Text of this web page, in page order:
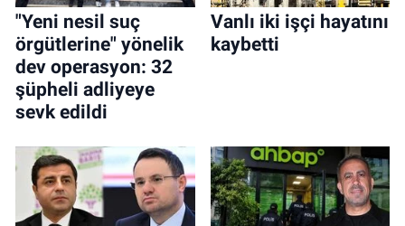
"Yeni nesil suç
örgütlerine" yönelik
dev operasyon: 32
şüpheli adliyeye
sevk edildi
Vanlı iki işçi hayatını
kaybetti